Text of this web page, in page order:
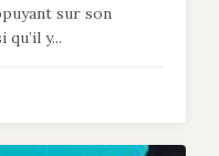
sur son
y...